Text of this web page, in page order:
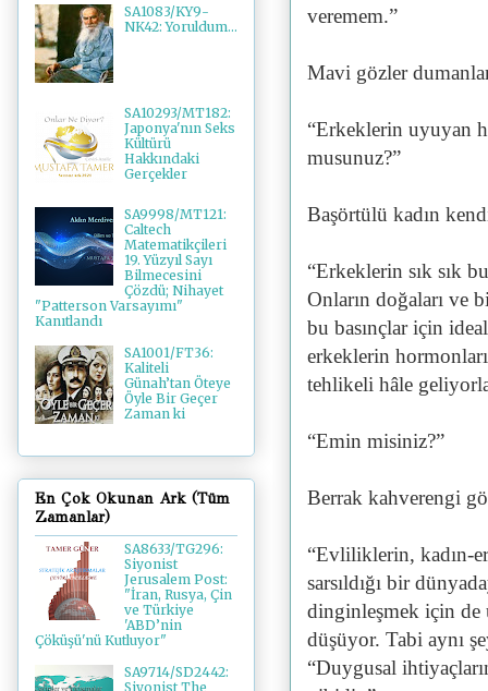
veremem.”
Mavi gözler
“Erkeklerin uyuyan
musunuz?”
Başörtülü kadın
“Erkeklerin sık sık
Onların doğaları ve
bu basınçlar için
erkeklerin
tehlikeli hâle
“Emin misiniz?”
Berrak kahverengi
“Evliliklerin, kadın-
sarsıldığı bir
dinginleşmek için de
düşüyor. Tabi aynı
“Duygusal
SA1083/KY9-
NK42: Yoruldum...
SA10293/MT182:
Japonya'nın Seks
Kültürü
Hakkındaki
Gerçekler
SA9998/MT121:
Caltech
Matematikçileri
19. Yüzyıl Sayı
Bilmecesini
Çözdü; Nihayet
"Patterson Varsayımı"
Kanıtlandı
SA1001/FT36:
Kaliteli
Günah’tan Öteye
Öyle Bir Geçer
Zaman ki
En Çok Okunan Ark (Tüm
Zamanlar)
SA8633/TG296:
Siyonist
Jerusalem Post:
"İran, Rusya, Çin
ve Türkiye
'ABD’nin
Çöküşü'nü Kutluyor"
SA9714/SD2442:
Siyonist The